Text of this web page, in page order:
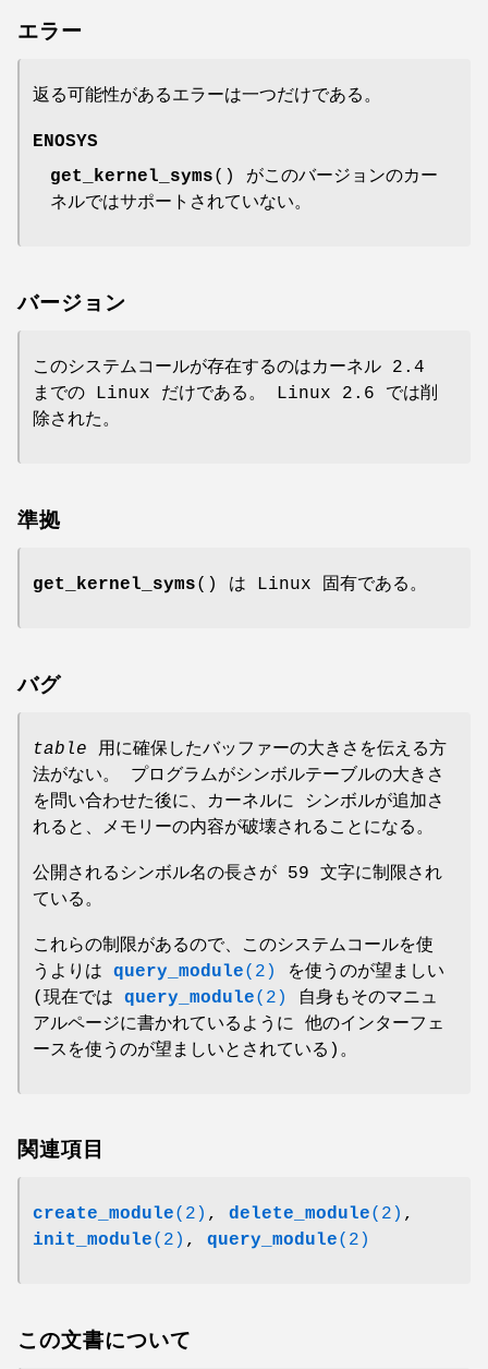
エラー
返る可能性があるエラーは一つだけである。
ENOSYS
get_kernel_syms() がこのバージョンのカー
ネルではサポートされていない。
バージョン
このシステムコールが存在するのはカーネル 2.4
までの Linux だけである。 Linux 2.6 では削
除された。
準拠
get_kernel_syms() は Linux 固有である。
バグ
table 用に確保したバッファーの大きさを伝える方
法がない。 プログラムがシンボルテーブルの大きさ
を問い合わせた後に、カーネルに シンボルが追加さ
れると、メモリーの内容が破壊されることになる。
公開されるシンボル名の長さが 59 文字に制限され
ている。
これらの制限があるので、このシステムコールを使
うよりは query_module(2)
を使うのが望ましい
(現在では query_module(2)
自身もそのマニュ
アルページに書かれているように 他のインターフェ
ースを使うのが望ましいとされている)。
関連項目
create_module(2) , delete_module(2) ,
init_module(2) , query_module(2)
この文書について